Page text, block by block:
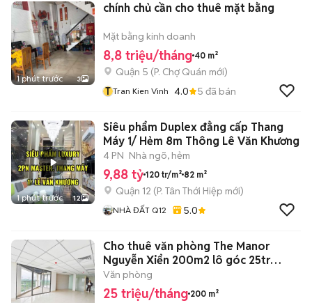
1 phút trước 3
chính chủ cần cho thuê mặt bằng
Mặt bằng kinh doanh
8,8 triệu/tháng 40 m²
Quận 5 (P. Chợ Quán mới)
T Tran Kien Vinh 4.0 5 đã bán
1 phút trước 12
Siêu phẩm Duplex đẳng cấp Thang
Máy 1/ Hẻm 8m Thông Lê Văn Khương
4 PN Nhà ngõ, hẻm
9,88 tỷ 120 tr/m² 82 m²
Quận 12 (P. Tân Thới Hiệp mới)
NHÀ ĐẤT Q12 5.0
Cho thuê văn phòng The Manor
Nguyễn Xiển 200m2 lô góc 25tr
thang máy
Văn phòng
25 triệu/tháng 200 m²